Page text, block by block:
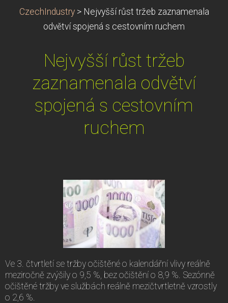
CzechIndustry > Nejvyšší růst tržeb zaznamenala
odvětví spojená s cestovním ruchem
Nejvyšší růst tržeb
zaznamenala odvětví
spojená s cestovním
ruchem
Ve 3. čtvrtletí se tržby očištěné o kalendářní vlivy reálně
meziročně zvýšily o 9,5 %, bez očištění o 8,9 %. Sezónně
očištěné tržby ve službách reálně mezičtvrtletně vzrostly
o 2,6 %.